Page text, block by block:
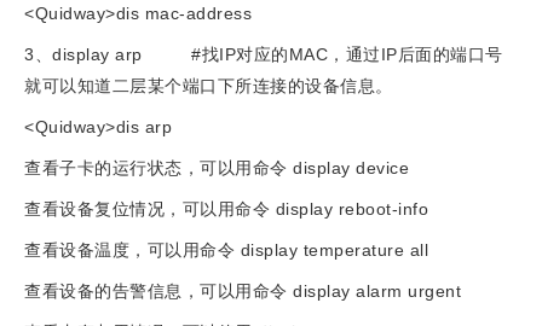
<Quidway>dis mac-address
3、display arp #找IP对应的MAC，通过IP后面的端口号
就可以知道二层某个端口下所连接的设备信息。
<Quidway>dis arp
查看子卡的运行状态，可以用命令 display device
查看设备复位情况，可以用命令 display reboot-info
查看设备温度，可以用命令 display temperature all
查看设备的告警信息，可以用命令 display alarm urgent